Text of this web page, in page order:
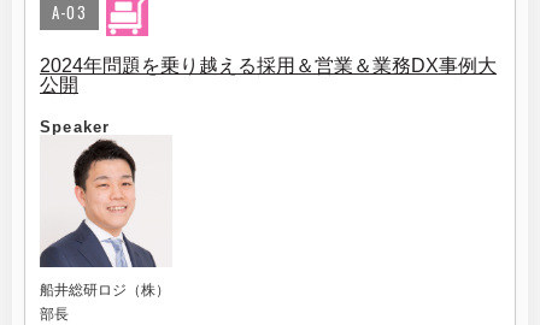
A-03
2024年問題を乗り越える採用＆営業＆業務DX事例大
公開
Speaker
船井総研ロジ（株）
部長